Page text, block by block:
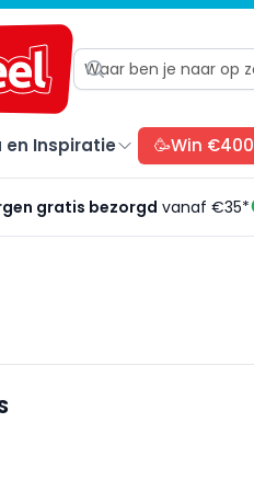
en Inspiratie 🥳Win €400
gratis bezorgd vanaf €35*